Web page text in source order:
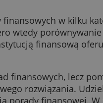
się z instytucją